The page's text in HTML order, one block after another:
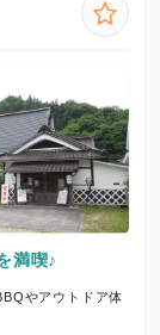
満喫♪
やアウトドア体